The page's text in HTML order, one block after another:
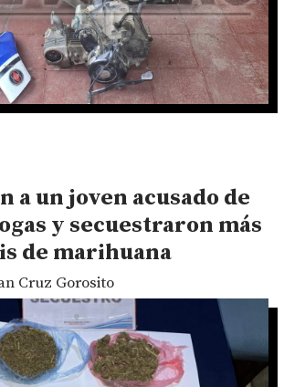
a un joven acusado de
y secuestraron más
de marihuana
Cruz Gorosito